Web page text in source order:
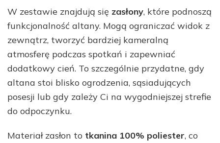
W zestawie znajdują się zasłony, które podnoszą
funkcjonalność altany. Mogą ograniczać widok z
zewnątrz, tworzyć bardziej kameralną
atmosferę podczas spotkań i zapewniać
dodatkowy cień. To szczególnie przydatne, gdy
altana stoi blisko ogrodzenia, sąsiadujących
posesji lub gdy zależy Ci na wygodniejszej strefie
do odpoczynku.
Materiał zasłon to tkanina 100% poliester, co